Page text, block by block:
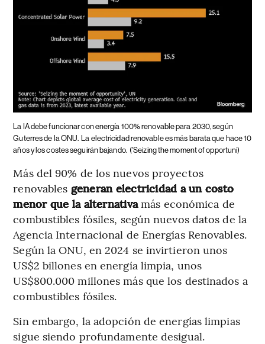
La IA debe funcionar con energía 100% renovable para 2030, según
Guterres de la ONU.
La electricidad renovable es más barata que hace 10
años y los costes seguirán bajando. ('Seizing the moment of opportuni)
Más del 90% de los nuevos proyectos
renovables generan electricidad a un costo
menor que la alternativamás económica de
combustibles fósiles, según nuevos datos de la
Agencia Internacional de Energías Renovables.
Según la ONU, en 2024 se invirtieron unos
US$2 billones en energía limpia, unos
US$800.000 millones más que los destinados a
combustibles fósiles.
Sin embargo, la adopción de energías limpias
sigue siendo profundamente desigual.